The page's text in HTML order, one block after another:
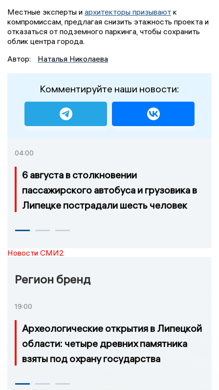
Местные эксперты и архитекторы призывают к
компромиссам, предлагая снизить этажность проекта и
отказаться от подземного паркинга, чтобы сохранить
облик центра города.
Автор:
Наталья Николаева
Комментируйте наши новости:
04:00
6 августа в столкновении
пассажирского автобуса и грузовика в
Липецке пострадали шесть человек
Новости СМИ2
Регион бренд
19:00
Археологические открытия в Липецкой
области: четыре древних памятника
взяты под охрану государства